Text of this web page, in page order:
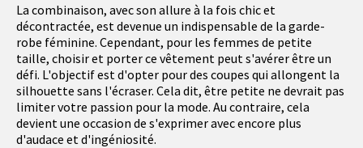
La combinaison, avec son allure à la fois chic et
décontractée, est devenue un indispensable de la garde-
robe féminine. Cependant, pour les femmes de petite
taille, choisir et porter ce vêtement peut s'avérer être un
défi. L'objectif est d'opter pour des coupes qui allongent la
silhouette sans l'écraser. Cela dit, être petite ne devrait pas
limiter votre passion pour la mode. Au contraire, cela
devient une occasion de s'exprimer avec encore plus
d'audace et d'ingéniosité.